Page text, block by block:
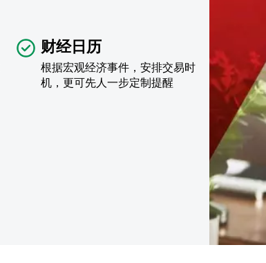
财经日历
根据宏观经济事件，安排交易时
机，更可先人一步定制提醒